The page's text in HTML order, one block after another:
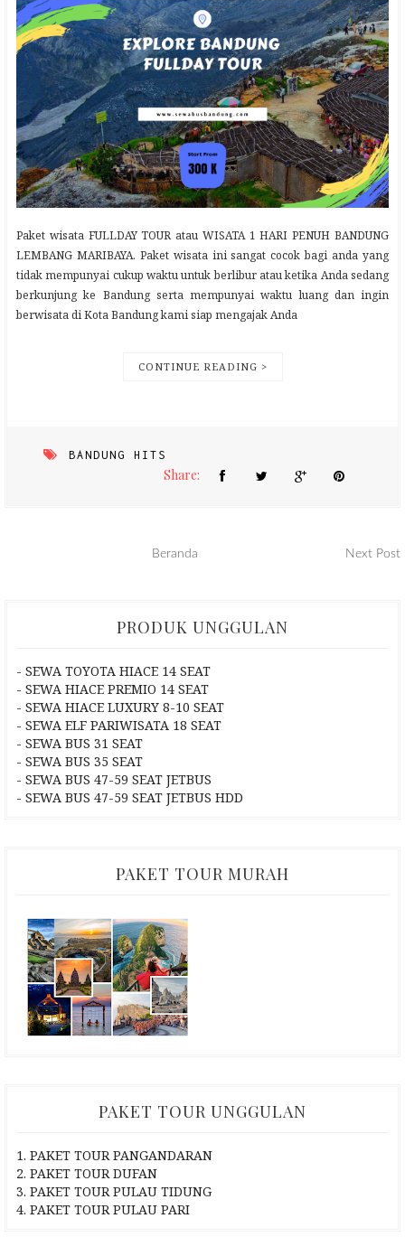
Paket wisata FULLDAY TOUR atau WISATA 1 HARI PENUH BANDUNG
LEMBANG MARIBAYA. Paket wisata ini sangat cocok bagi anda yang
tidak mempunyai cukup waktu untuk berlibur atau ketika Anda sedang
berkunjung ke Bandung serta mempunyai waktu luang dan ingin
berwisata di Kota Bandung kami siap mengajak Anda
CONTINUE READING >
BANDUNG HITS
Share:
Beranda Next Post
PRODUK UNGGULAN
- SEWA TOYOTA HIACE 14 SEAT
- SEWA HIACE PREMIO 14 SEAT
- SEWA HIACE LUXURY 8-10 SEAT
- SEWA ELF PARIWISATA 18 SEAT
- SEWA BUS 31 SEAT
- SEWA BUS 35 SEAT
- SEWA BUS 47-59 SEAT JETBUS
- SEWA BUS 47-59 SEAT JETBUS HDD
PAKET TOUR MURAH
PAKET TOUR UNGGULAN
1. PAKET TOUR PANGANDARAN
2. PAKET TOUR DUFAN
3. PAKET TOUR PULAU TIDUNG
4. PAKET TOUR PULAU PARI